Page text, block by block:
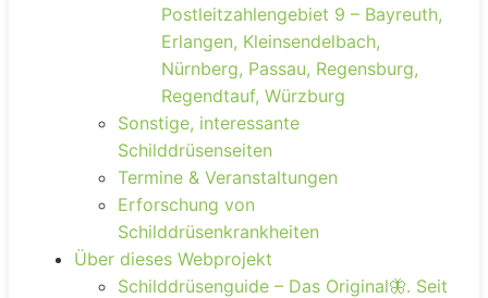
Postleitzahlengebiet 9 – Bayreuth,
Erlangen, Kleinsendelbach,
Nürnberg, Passau, Regensburg,
Regendtauf, Würzburg
Sonstige, interessante
Schilddrüsenseiten
Termine & Veranstaltungen
Erforschung von
Schilddrüsenkrankheiten
Über dieses Webprojekt
Schilddrüsenguide – Das Original🦋. Seit